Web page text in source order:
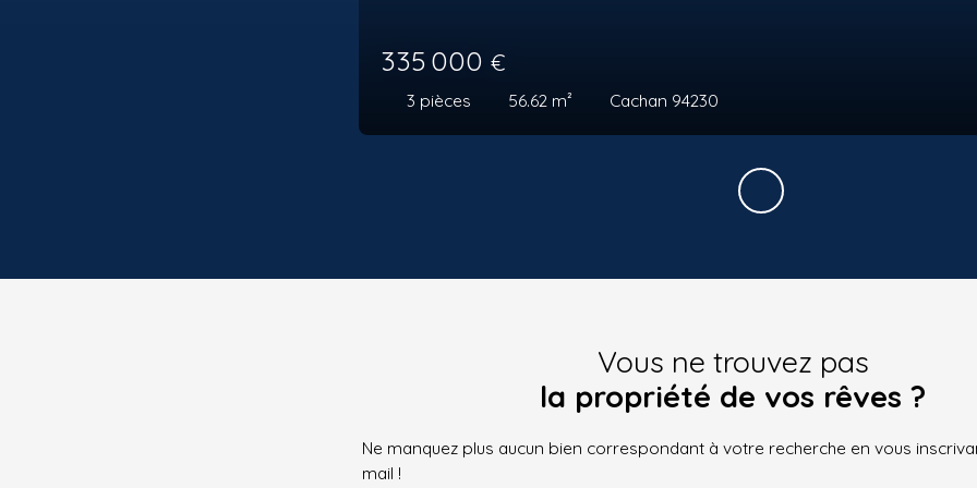
419 000 €
4 pièces 77.72 m² Cachan 94230
Vous ne trouvez pas
la propriété de vos rêves ?
Ne manquez plus aucun bien correspondant à votre recherche en vous
mail !